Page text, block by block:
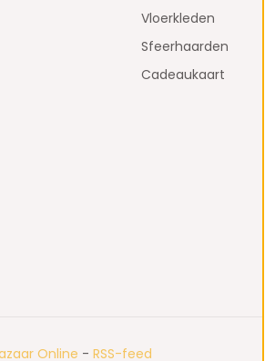
Vloerkleden
Sfeerhaarden
Cadeaukaart
Online - RSS-feed